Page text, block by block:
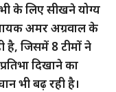
के लिए सीखने योग्य
अमर अग्रवाल के
है, जिसमें 8 टीमों ने
दिखाने का
भी बढ़ रही है।